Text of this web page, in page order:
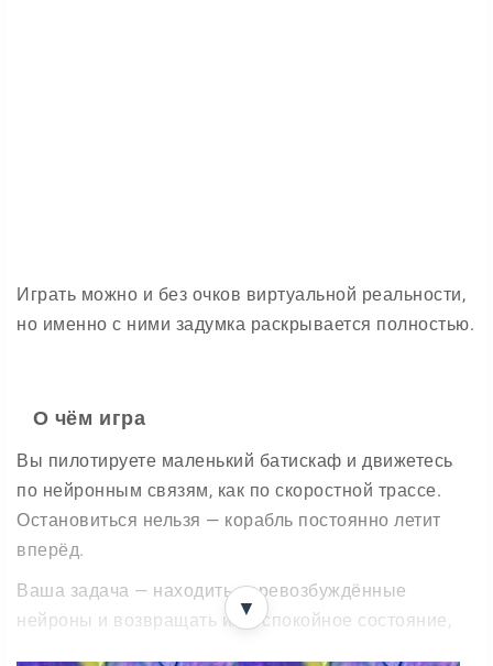
Играть можно и без очков виртуальной реальности,
но именно с ними задумка раскрывается полностью.
О чём игра
Вы пилотируете маленький батискаф и движетесь
по нейронным связям, как по скоростной трассе.
Остановиться нельзя — корабль постоянно летит
вперёд.
Ваша задача — находить перевозбуждённые
нейроны и возвращать их в спокойное состояние,
▼